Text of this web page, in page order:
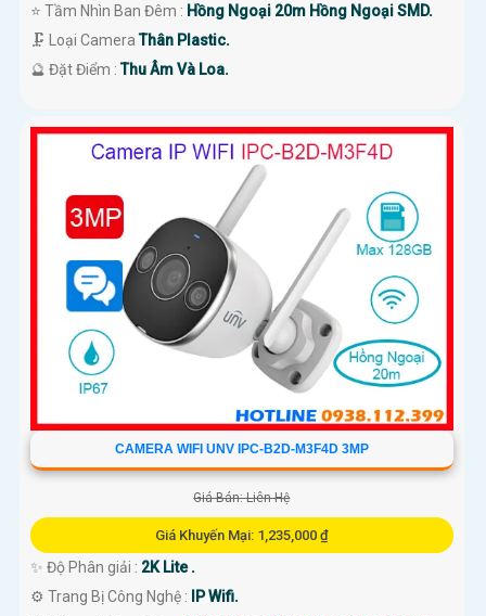
⭐ Tầm Nhìn Ban Đêm : Hồng Ngoại 20m Hồng Ngoại SMD.
🗜️ Loại CameraThân Plastic.
️🔮 Đặt Điểm :Thu Âm Và Loa.
CAMERA WIFI UNV IPC-B2D-M3F4D 3MP
Giá Bán: Liên Hệ
Giá Khuyến Mại: 1,235,000 ₫
✨ Độ Phân giải : 2K Lite .
⚙ Trang Bị Công Nghệ :
IP Wifi.